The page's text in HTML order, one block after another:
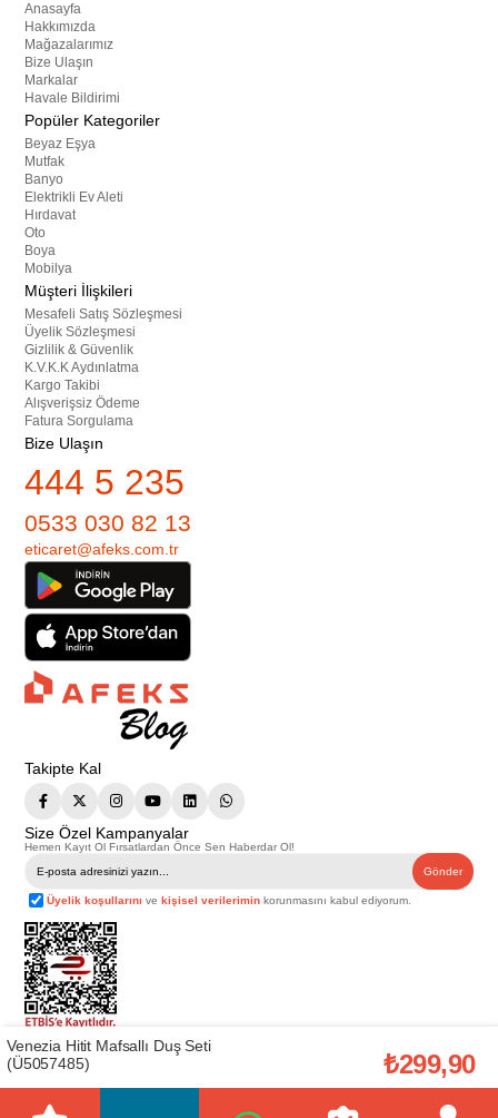
Anasayfa
Hakkımızda
Mağazalarımız
Bize Ulaşın
Markalar
Havale Bildirimi
Popüler Kategoriler
Beyaz Eşya
Mutfak
Banyo
Elektrikli Ev Aleti
Hırdavat
Oto
Boya
Mobilya
Müşteri İlişkileri
Mesafeli Satış Sözleşmesi
Üyelik Sözleşmesi
Gizlilik & Güvenlik
K.V.K.K Aydınlatma
Kargo Takibi
Alışverişsiz Ödeme
Fatura Sorgulama
Bize Ulaşın
444 5 235
0533 030 82 13
eticaret@afeks.com.tr
Takipte Kal
Size Özel Kampanyalar
Hemen Kayıt Ol Fırsatlardan Önce Sen Haberdar Ol!
Gönder
Üyelik koşullarını vekişisel verilerimin korunmasını kabul ediyorum.
Telif Hakkı © 2026 Afeks Yapı Market
. Tüm hakları saklıdır.
Bu web sitesindeki tüm ürünler ticari amaçlıdır. Web sitemizde yer alan
görsel ve yazılı içerikler firmamıza ait olup, firmamızın yazılı izni alınmadan
başka yerlerde kullanılamaz. İçeriklerin izin alınmadan kopyalanması ve
Venezia Hitit Mafsallı Duş Seti
(Ü5057485)
₺299,90